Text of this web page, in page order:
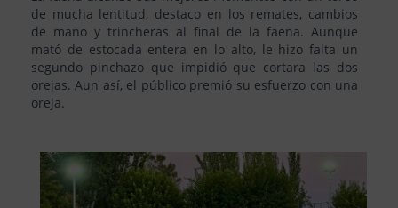
de mucha lentitud, destaco en los remates, cambios
de mano y trincheras al final de la faena. Aunque
mató de estocada entera en lo alto, le hizo falta un
segundo pinchazo que impidió que cortara las dos
orejas. Aun así, el público premió su esfuerzo con una
oreja.